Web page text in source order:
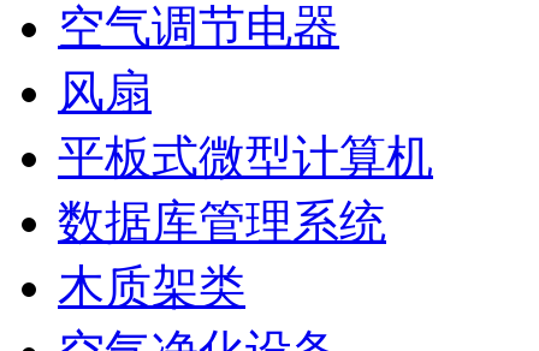
空气调节电器
风扇
平板式微型计算机
数据库管理系统
木质架类